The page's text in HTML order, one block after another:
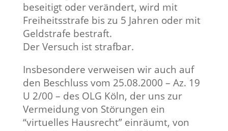
beseitigt oder verändert, wird mit
Freiheitsstrafe bis zu 5 Jahren oder mit
Geldstrafe bestraft.
Der Versuch ist strafbar.
Insbesondere verweisen wir auch auf
den Beschluss vom 25.08.2000 – Az. 19
U 2/00 – des OLG Köln, der uns zur
Vermeidung von Störungen ein
“virtuelles Hausrecht” einräumt, von